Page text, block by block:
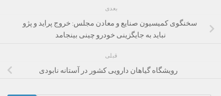
بعدی
سخنگوی کمیسیون صنایع و معادن مجلس: خروج پراید و پژو
نباید به جایگزینی خودرو چینی بینجامد
قبلی
رویشگاه گیاهان دارویی کشور در آستانه نابودی